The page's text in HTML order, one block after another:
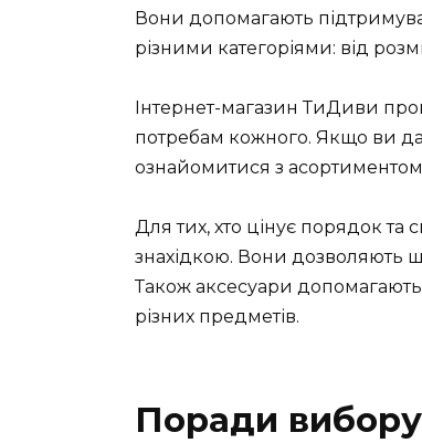
Вони допомагають
різними категоріями: від
Інтернет-магазин ТиДиви
потребам кожного. Якщо ви
ознайомитися з
Для тих, хто цінує порядок
знахідкою. Вони дозволяють
Також аксесуари допомагають
різних предметів.
Поради вибору